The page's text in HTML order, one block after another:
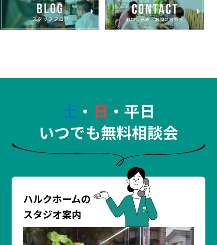
土 ・ 日 ・平日
いつでも無料相談会
ハルクホームの
スタジオ案内